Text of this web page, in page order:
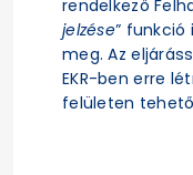
rendelkező
jelzése”
meg. Az
EKR-ben erre
felületen